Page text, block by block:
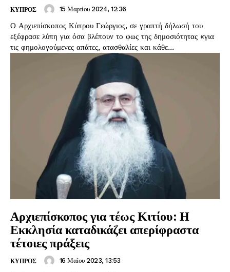
ΚΥΠΡΟΣ 15 Μαρτίου 2024, 12:36
Ο Αρχιεπίσκοπος Κύπρου Γεώργιος, σε γραπτή δήλωσή του
εξέφρασε λύπη για όσα βλέπουν το φως της δημοσιότητας «για
τις φημολογούμενες απάτες, ατασθαλίες και κάθε...
Αρχιεπίσκοπος για τέως Κιτίου: Η
Εκκλησία καταδικάζει απερίφραστα
τέτοιες πράξεις
ΚΥΠΡΟΣ 16 Μαΐου 2023, 13:53